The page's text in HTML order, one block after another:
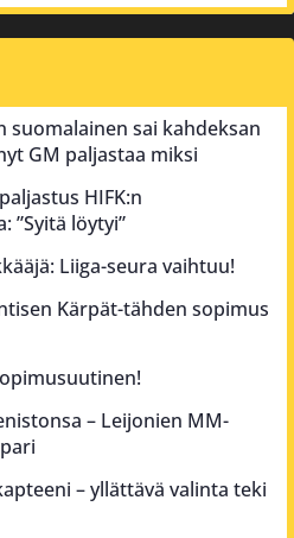
suomalainen sai kahdeksan
GM paljastaa miksi
HIFK:n
”Syitä löytyi”
Liiga-seura vaihtuu!
Kärpät-tähden sopimus
– Leijonien MM-
– yllättävä valinta teki